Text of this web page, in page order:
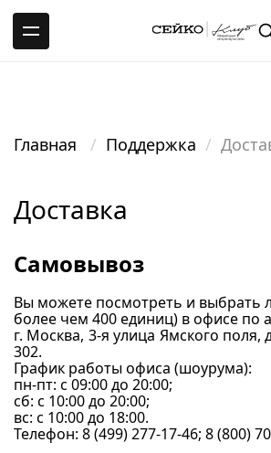
Главная Поддержка
Доставка
Самовывоз
Вы можете посмотреть и выбрать
более чем 400 единиц) в офисе по
г. Москва, 3-я улица Ямского поля,
302.
График работы офиса (шоурума):
пн-пт: с 09:00 до 20:00;
сб: c 10:00 до 20:00;
вс: c 10:00 до 18:00.
Телефон: 8 (499) 277-17-46; 8 (800)